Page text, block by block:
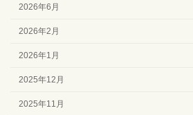
2026年6月
2026年2月
2026年1月
2025年12月
2025年11月